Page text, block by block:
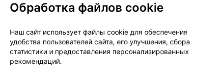
О проекте
Новости проекта
Размещение рекламы
Медицинский маркетинг
Публичный договор
Доставка
Обработка файлов cookie
Наш сайт использует файлы cookie для обеспечения
удобства пользователей сайта, его улучшения, сбора
статистики и предоставления персонализированных
рекомендаций.